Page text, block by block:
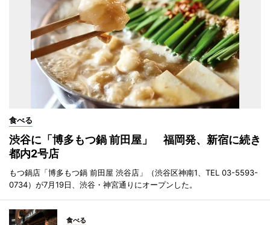
食べる
渋谷に「博多もつ鍋 前田屋」 福岡発、新宿に続き
都内2号店
もつ鍋店「博多もつ鍋 前田屋 渋谷店」（渋谷区神南1、TEL 03-5593-
0734）が7月19日、渋谷・神宮通りにオープンした。
食べる